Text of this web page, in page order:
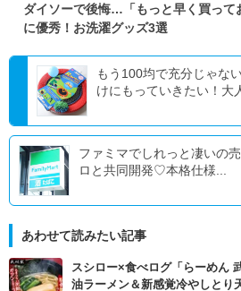
ダイソーで後悔…「もっと早く買って
に優秀！お洗濯グッズ3選
もう100均で充分じゃな
けにもっていきたい！大
ファミマでしれっと凄いの
ロと共同開発♡本格仕様...
あわせて読みたい記事
スシロー×食べログ「らーめん
油ラーメン＆新感覚冷やしとり